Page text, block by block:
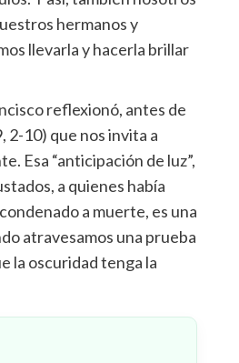
hermanos y
llevarla y hacerla brillar
reflexionó, antes de
2-10) que nos invita a
Esa “anticipación de luz”,
a quienes había
a muerte, es una
atravesamos una prueba
la oscuridad tenga la